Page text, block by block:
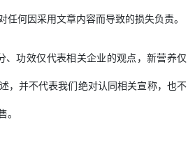
任何因采用文章内容而导致的损失负责。
、功效仅代表相关企业的观点，新营养仅
，并不代表我们绝对认同相关宣称，也不